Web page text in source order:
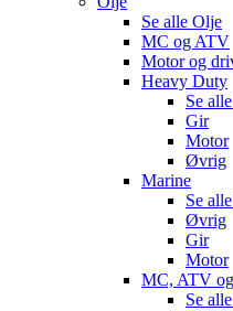
Se alle Olje
MC og ATV
Motor og
Heavy Duty
Se alle
Gir
Motor
Øvrig
Marine
Se alle
Øvrig
Gir
Motor
MC, ATV
Se alle